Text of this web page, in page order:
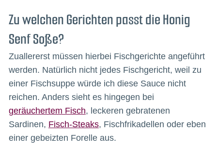
Zu welchen Gerichten passt die Honig
Senf Soße?
Zuallererst müssen hierbei Fischgerichte angeführt
werden. Natürlich nicht jedes Fischgericht, weil zu
einer Fischsuppe würde ich diese Sauce nicht
reichen. Anders sieht es hingegen bei
geräuchertem Fisch, leckeren gebratenen
Sardinen, Fisch-Steaks, Fischfrikadellen oder eben
einer gebeizten Forelle aus.